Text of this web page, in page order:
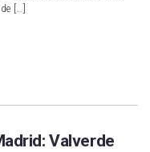
[…]
Valverde